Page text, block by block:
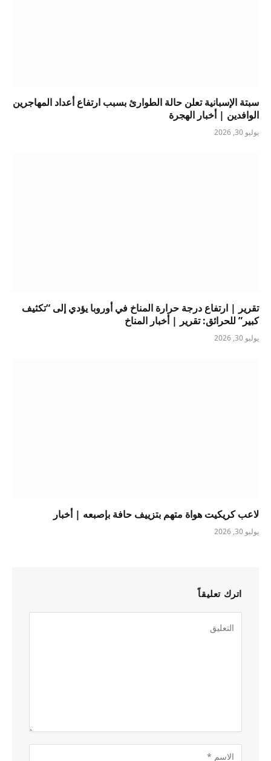
سبتة الإسبانية تعلن حالة الطوارئ بسبب ارتفاع أعداد المهاجرين
الوافدين | أخبار الهجرة
يوليو 30, 2026
تقرير | ارتفاع درجة حرارة المناخ في أوروبا يؤدي إلى “تكثيف
كبير” للحرائق: تقرير | أخبار المناخ
يوليو 30, 2026
لاعب كريكيت هواة متهم بتزييف حافة بإصبعه | أخبار
يوليو 30, 2026
اترك تعليقاً